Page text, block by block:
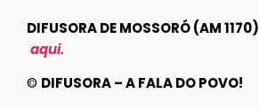
DIFUSORA DE MOSSORÓ (AM 1170)
aqui.
© DIFUSORA – A FALA DO POVO!